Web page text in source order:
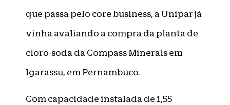
que passa pelo core business, a Unipar já
vinha avaliando a compra da planta de
cloro-soda da Compass Minerals em
Igarassu, em Pernambuco.
Com capacidade instalada de 1,55